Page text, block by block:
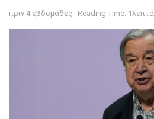
πριν 4 εβδομάδες Reading Time: 1λεπτά